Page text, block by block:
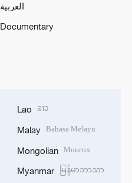
العربية
Documentary
Lao ລາວ
Malay Bahasa Melayu
Mongolian Монгол
Myanmar မြန်မာဘာသာ